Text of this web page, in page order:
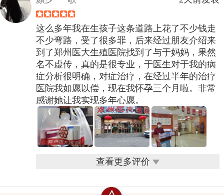
这么多年我在生孩子这条道路上花了不少钱走
不少弯路，受了很多罪，后来经过朋友介绍来
到了郑州医大生殖医院找到了与于妈妈，果然
名不虚传，真的是很专业，于医生对于我的病
症分析很明确，对症治疗，在经过半年的治疗
医院我如愿以偿，现在我怀孕三个月啦。非常
感谢她让我实现多年心愿。
查看更多评价